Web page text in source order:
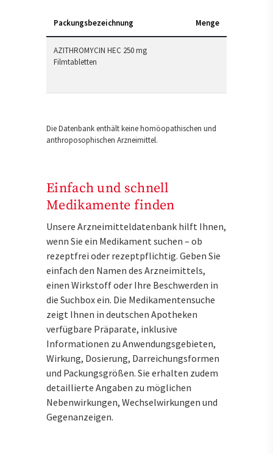
Packungsbezeichnung Menge
AZITHROMYCIN HEC 250 mg
Filmtabletten
Die Datenbank enthält keine homöopathischen und
anthroposophischen Arzneimittel.
Einfach und schnell
Medikamente finden
Unsere Arzneimitteldatenbank hilft Ihnen,
wenn Sie ein Medikament suchen – ob
rezeptfrei oder rezeptpflichtig. Geben Sie
einfach den Namen des Arzneimittels,
einen Wirkstoff oder Ihre Beschwerden in
die Suchbox ein. Die Medikamentensuche
zeigt Ihnen in deutschen Apotheken
verfügbare Präparate, inklusive
Informationen zu Anwendungsgebieten,
Wirkung, Dosierung, Darreichungsformen
und Packungsgrößen. Sie erhalten zudem
detaillierte Angaben zu möglichen
Nebenwirkungen, Wechselwirkungen und
Gegenanzeigen.